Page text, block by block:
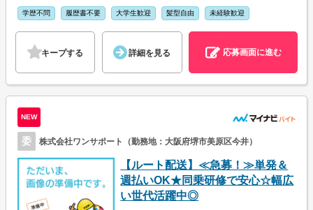
学歴不問 履歴書不要 大学生歓迎 髪型自由 未経験歓迎
キープする 詳細を見る 応募画面に進む
NEW
委 株式会社ワンサポート（勤務地：大阪府堺市美原区今井）
【ルート配送】≪急募！≫単発＆
週払いOK★同乗研修で安心☆幅広
い世代活躍中◎